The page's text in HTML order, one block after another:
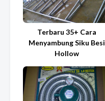
Terbaru 35+ Cara
Menyambung Siku Besi
Hollow